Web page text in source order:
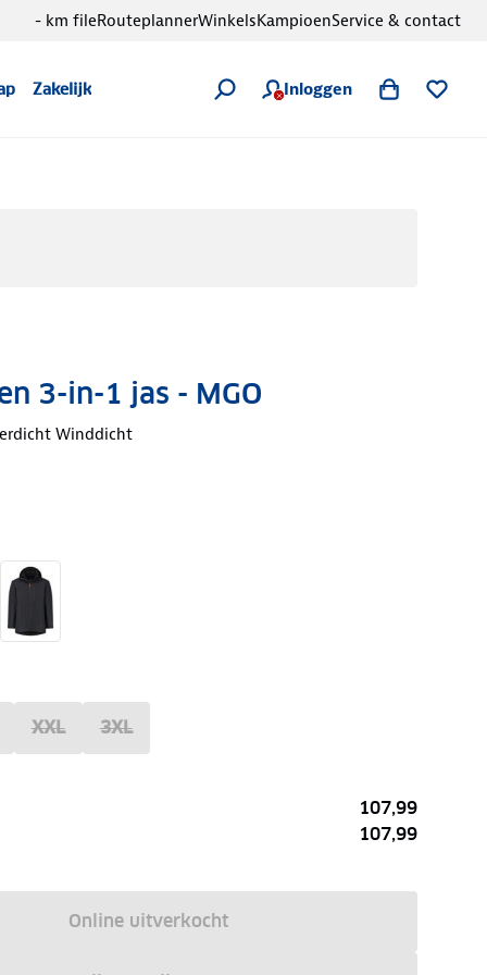
Zakelijk Inloggen
- km fileRouteplannerWinkelsKampioenService & contact
3-in-1 jas - MGO
Winddicht
XXL 3XL
107,99
107,99
Online uitverkocht